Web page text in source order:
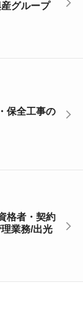
グループ
保全工事の
格者・契約
業務/出光